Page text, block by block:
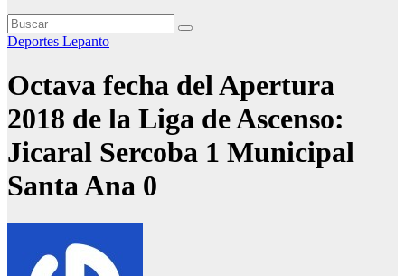
Deportes Lepanto
Octava fecha del Apertura
2018 de la Liga de Ascenso:
Jicaral Sercoba 1 Municipal
Santa Ana 0